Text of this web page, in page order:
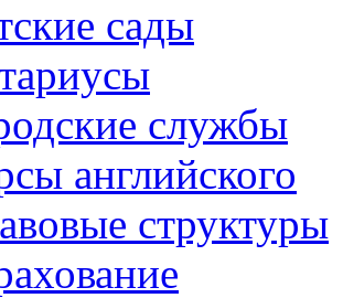
сады
службы
английского
структуры